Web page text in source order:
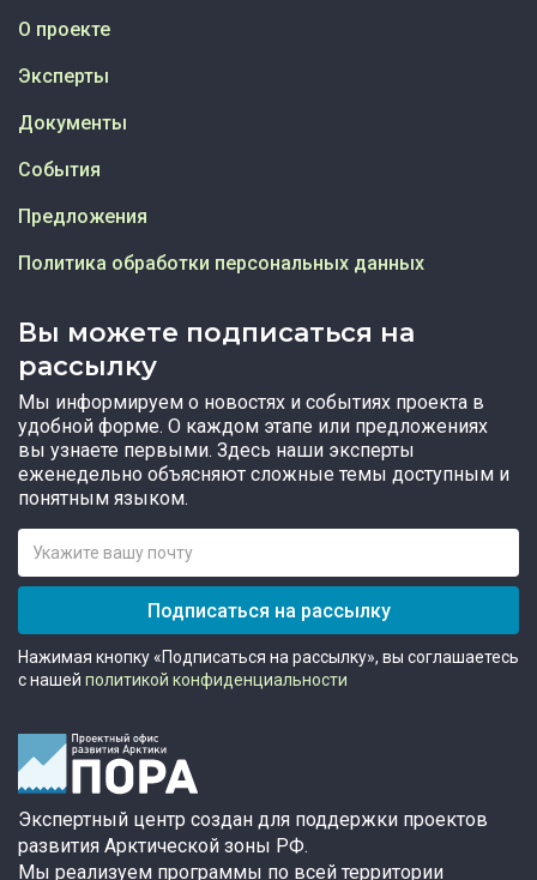
Вы можете подписаться на
рассылку
Мы информируем о новостях и событиях проекта в
удобной форме. О каждом этапе или предложениях
вы узнаете первыми. Здесь наши эксперты
еженедельно объясняют сложные темы доступным и
понятным языком.
Подписаться на рассылку
Нажимая кнопку «Подписаться на рассылку», вы соглашаетесь
с нашей политикой конфиденциальности
О проекте
Эксперты
Документы
События
Предложения
Политика обработки персональных данных
Экспертный центр создан для поддержки проектов
развития Арктической зоны РФ.
Мы реализуем программы по всей территории